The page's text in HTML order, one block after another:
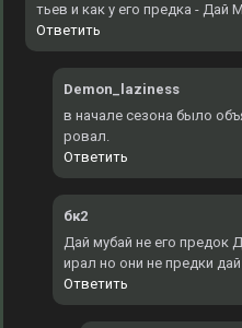
тьев и как у его предка - Дай
Ответить
Demon_laziness
в начале сезона было
ровал.
Ответить
бк2
Дай мубай не его предок
ирал но они не предки
Ответить